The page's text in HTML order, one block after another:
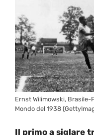
Ernst Wilimowski, Brasile-
Mondo del 1938
Il primo a siglare